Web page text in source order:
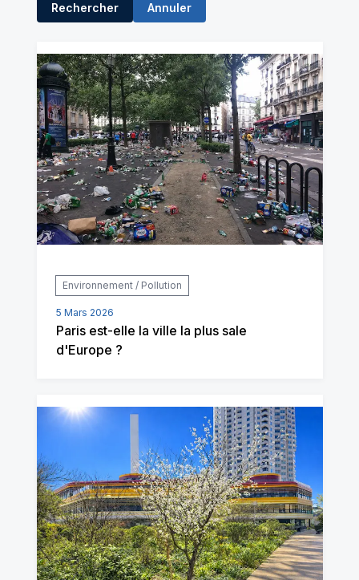
Rechercher Annuler
Environnement / Pollution
5 Mars 2026
Paris est-elle la ville la plus sale
d'Europe ?